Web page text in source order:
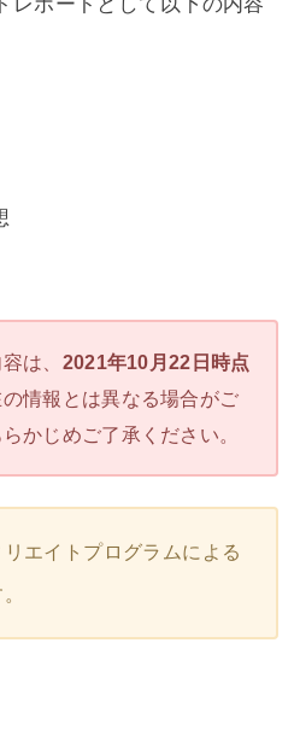
は、 2021年10月22日時点
情報とは異なる場合がご
かじめご了承ください。
エイトプログラムによる